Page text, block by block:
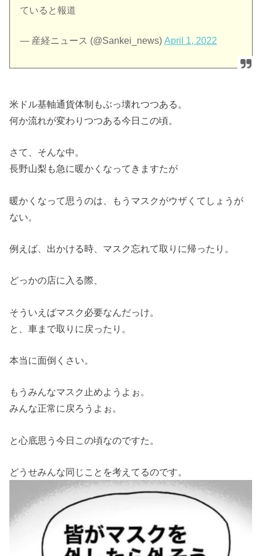
ていると報道
— 産経ニュース (@Sankei_news)April 1, 2022
米ドル基軸通貨体制もぶっ壊れつつある。
何か流れが変わりつつある今日この頃。
さて、そんな中。
長野山梨も急に暖かくなってきますたが
暖かくなって思うのは、もうマスクがウザくてしょうが
ない。
例えば、出かける時、マスク忘れて取りに帰ったり。
どっかの店に入る際、
そういえばマスク必要なんだっけ。
と、車まで取りに戻ったり。
本当に面倒くさい。
もうみんなマスク止めようよぉ。
みんな正常に戻ろうよぉ。
と心底思う今日この頃なのですた。
どうせみんな同じことを考えてるのです。